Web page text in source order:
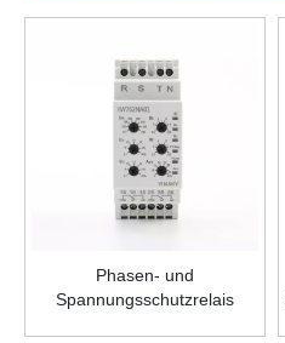
Phasen- und
Spannungsschutzrelais